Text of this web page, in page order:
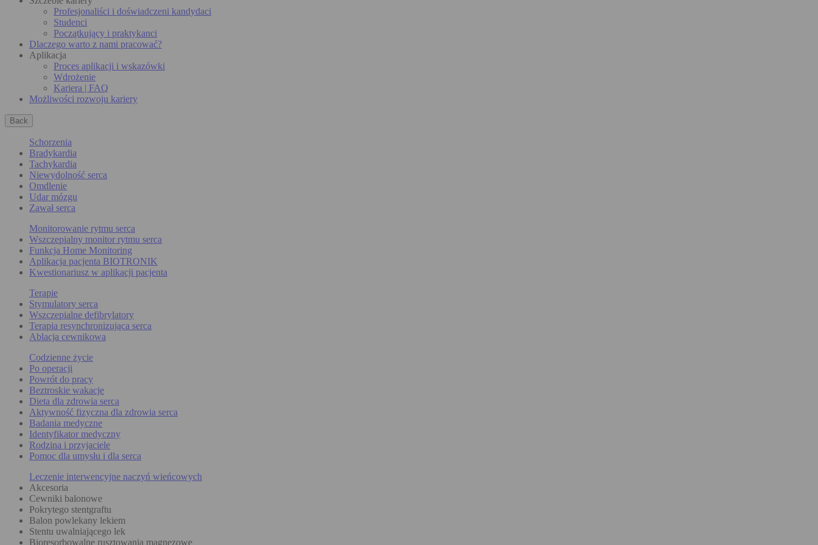
Profesjonaliści i doświadczeni kandydaci
Studenci
Początkujący i praktykanci
Dlaczego warto z nami pracować?
Aplikacja
Proces aplikacji i wskazówki
Wdrożenie
Kariera | FAQ
Możliwości rozwoju kariery
Back
Schorzenia
Bradykardia
Tachykardia
Niewydolność serca
Omdlenie
Udar mózgu
Zawał serca
Monitorowanie rytmu serca
Wszczepialny monitor rytmu serca
Funkcja Home Monitoring
Aplikacja pacjenta BIOTRONIK
Kwestionariusz w aplikacji pacjenta
Terapie
Stymulatory serca
Wszczepialne defibrylatory
Terapia resynchronizująca serca
Ablacja cewnikowa
Codzienne życie
Po operacji
Powrót do pracy
Beztroskie wakacje
Dieta dla zdrowia serca
Aktywność fizyczna dla zdrowia serca
Badania medyczne
Identyfikator medyczny
Rodzina i przyjaciele
Pomoc dla umysłu i dla serca
Leczenie interwencyjne naczyń wieńcowych
Akcesoria
Cewniki balonowe
Pokrytego stentgraftu
Balon powlekany lekiem
Stentu uwalniającego lek
Bioresorbowalne rusztowania magnezowe